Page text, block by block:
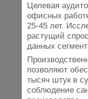
Целевая
офисных
25-45 лет.
растущий
данных
позволяют
тысяч штук в
соблюдение